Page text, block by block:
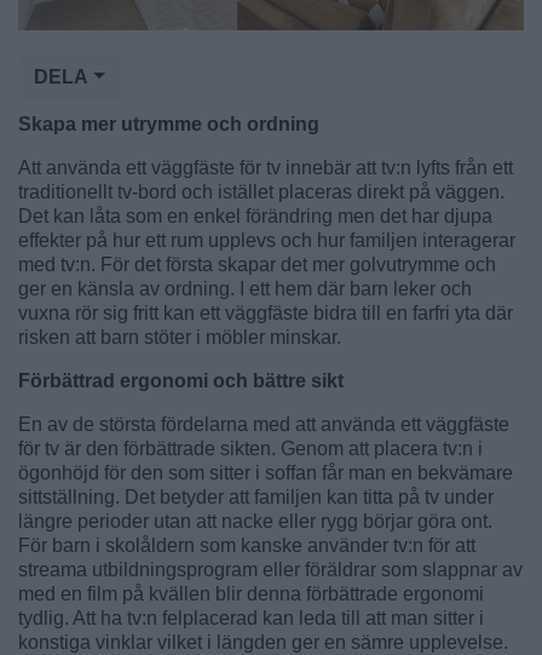
DELA
Skapa mer utrymme och ordning
Att använda ett väggfäste för tv innebär att tv:n lyfts från ett
traditionellt tv-bord och istället placeras direkt på väggen.
Det kan låta som en enkel förändring men det har djupa
effekter på hur ett rum upplevs och hur familjen interagerar
med tv:n. För det första skapar det mer golvutrymme och
ger en känsla av ordning. I ett hem där barn leker och
vuxna rör sig fritt kan ett väggfäste bidra till en farfri yta där
risken att barn stöter i möbler minskar.
Förbättrad ergonomi och bättre sikt
En av de största fördelarna med att använda ett väggfäste
för tv är den förbättrade sikten. Genom att placera tv:n i
ögonhöjd för den som sitter i soffan får man en bekvämare
sittställning. Det betyder att familjen kan titta på tv under
längre perioder utan att nacke eller rygg börjar göra ont.
För barn i skolåldern som kanske använder tv:n för att
streama utbildningsprogram eller föräldrar som slappnar av
med en film på kvällen blir denna förbättrade ergonomi
tydlig. Att ha tv:n felplacerad kan leda till att man sitter i
konstiga vinklar vilket i längden ger en sämre upplevelse.